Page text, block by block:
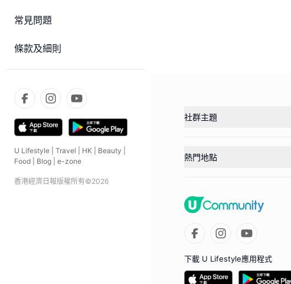
常見問題
條款及細則
U Lifestyle Travel HK Beauty
Food
Blog e-zone
香港經濟日報版權所有©2026
社群主題
熱門地點
下載 U Lifestyle應用程式